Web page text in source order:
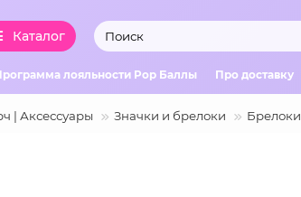
Каталог
лояльности Pop Баллы Про доставку
| Аксессуары Значки и брелоки Брелоки